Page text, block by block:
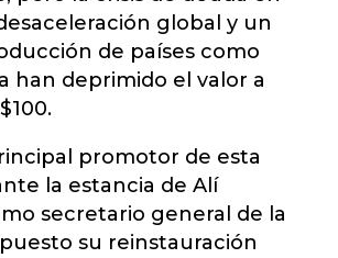
global y un
de países como
han deprimido el valor a
promotor de esta
la estancia de Alí
secretario general de la
su reinstauración